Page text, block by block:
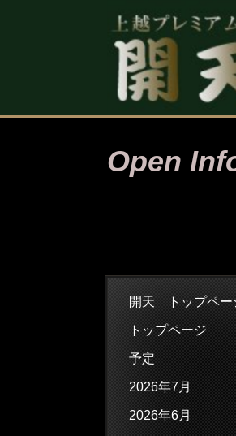
Open
開天 トップペー
トップページ
予定
2026年7月
2026年6月